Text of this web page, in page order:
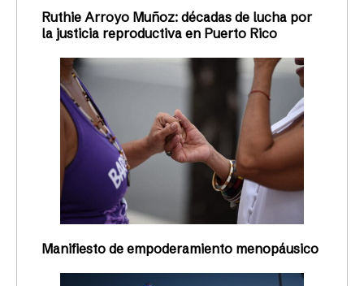
Ruthie Arroyo Muñoz: décadas de lucha por
la justicia reproductiva en Puerto Rico
Manifiesto de empoderamiento menopáusico